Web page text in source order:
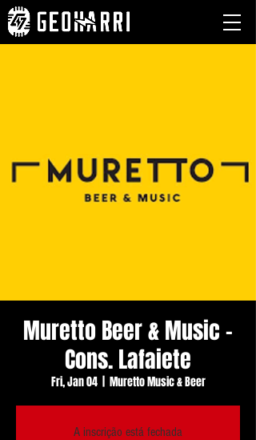
Muretto Beer & Music -
Cons. Lafaiete
Fri, Jan 04
  |
Muretto Music & Beer
A inscrição está fechada